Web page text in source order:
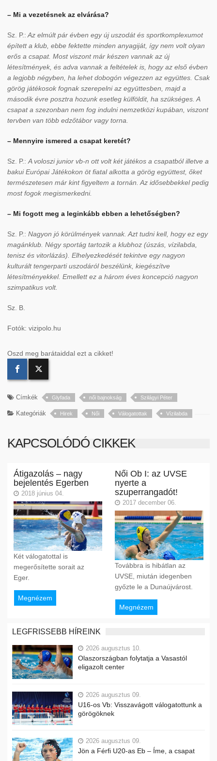
– Mi a vezetésnek az elvárása?
Sz. P.: Az elmúlt pár évben egy új uszodát és sportkomplexumot
épített a klub, ebbe fektette minden anyagiját, így nem volt olyan
erős a csapat. Most viszont már készen vannak az új
létesítmények, és adva vannak a feltételek is, hogy az első évben
a legjobb négyben, ha lehet dobogón végezzen az együttes. Csak
görög játékosok fognak szerepelni az együttesben, majd a
második évre posztra hozunk esetleg külföldit, ha szükséges. A
csapat a szezonban nem fog indulni nemzetközi kupában, viszont
tervben van több edzőtábor vagy torna.
– Mennyire ismered a csapat keretét?
Sz. P.: A voloszi junior vb-n ott volt két játékos a csapatból illetve a
bakui Európai Játékokon öt fiatal alkotta a görög együttest, őket
természetesen már kint figyeltem a tornán. Az idősebbekkel pedig
most fogok megismerkedni.
– Mi fogott meg a leginkább ebben a lehetőségben?
Sz. P.: Nagyon jó körülmények vannak. Azt tudni kell, hogy ez egy
magánklub. Négy sportág tartozik a klubhoz (úszás, vízilabda,
tenisz és vitorlázás). Elhelyezkedését tekintve egy nagyon
kulturált tengerparti uszodáról beszélünk, kiegészítve
létesítményekkel. Emellett ez a három éves koncepció nagyon
szimpatikus volt.
Sz. B.
Fotók: vizipolo.hu
Oszd meg barátaiddal ezt a cikket!
Címkék Glyfada női bajnokság Szilágyi Péter
Kategóriák Hirek Női Válogatottak Vízilabda
KAPCSOLÓDÓ CIKKEK
Átigazolás – nagy
bejelentés Egerben
2018 június 04.
Két válogatottal is
megerősítette sorait az
Eger.
Megnézem
Női Ob I: az UVSE
nyerte a
szuperrangadót!
2017 december 06.
Továbbra is hibátlan az
UVSE, miután idegenben
győzte le a Dunaújvárost.
Megnézem
LEGFRISSEBB HÍREINK
2026 augusztus 10.
Olaszországban folytatja a Vasastól
eligazolt center
2026 augusztus 09.
U16-os Vb: Visszavágott válogatottunk a
görögöknek
2026 augusztus 09.
Jön a Férfi U20-as Eb – Íme, a csapat